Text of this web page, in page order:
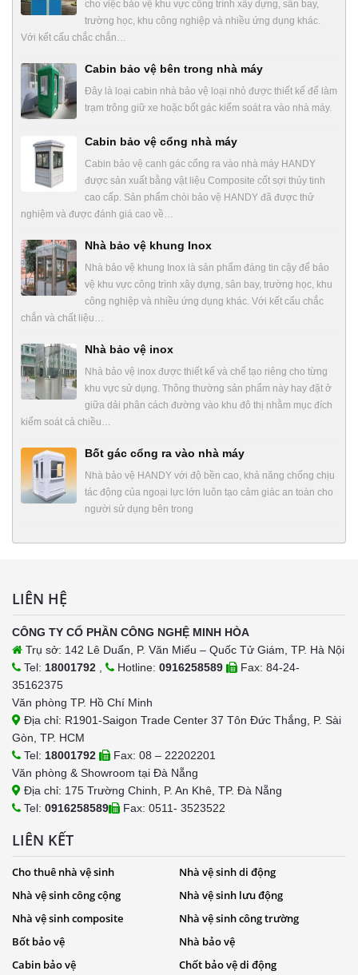
cho việc bảo vệ khu vực công trình xây dựng, sân bay,
trường học, khu công nghiệp và nhiều ứng dụng khác.
Với kết cấu chắc chắn…
Cabin bảo vệ bên trong nhà máy
Đây là loại cabin nhà bảo vệ loại nhỏ được thiết kế để làm
trạm trông giữ xe hoặc bốt gác kiểm soát ra vào nhà máy.
Cabin bảo vệ cổng nhà máy
Cabin bảo vệ canh gác cổng ra vào nhà máy HANDY
được sản xuất bằng vật liệu Composite cốt sợi thủy tinh
cao cấp. Sản phẩm chòi bảo vệ HANDY đã được thử
nghiệm và được đánh giá cao về…
Nhà bảo vệ khung Inox
Nhà bảo vệ khung Inox là sản phẩm đáng tin cậy để bảo
vệ khu vực công trình xây dựng, sân bay, trường học, khu
công nghiệp và nhiều ứng dụng khác. Với kết cấu chắc
chắn và chất liệu…
Nhà bảo vệ inox
Nhà bảo vệ inox được thiết kế và chế tạo riêng cho từng
khu vực sử dụng. Thông thường sản phẩm này hay đặt ở
giữa dải phân cách đường vào khu đô thị nhằm mục đích
kiểm soát cả chiều…
Bốt gác cổng ra vào nhà máy
Nhà bảo vệ HANDY với độ bền cao, khả năng chống chịu
tác động của ngoại lực lớn luôn tạo cảm giác an toàn cho
người sử dụng bên trong
LIÊN HỆ
CÔNG TY CỔ PHẦN CÔNG NGHỆ MINH HÒA
Trụ sở: 142 Lê Duẩn, P. Văn Miếu – Quốc Tử Giám, TP. Hà Nội
Tel: 18001792 Hotline: 0916258589
Fax: 84-24-
35162375
Văn phòng TP. Hồ Chí Minh
Địa chỉ: R1901-Saigon Trade Center 37 Tôn Đức Thắng, P. Sài
Gòn, TP. HCM
Tel: 18001792
Fax: 08 – 22202201
Văn phòng & Showroom tại Đà Nẵng
Địa chỉ: 175 Trường Chinh, P. An Khê, TP. Đà Nẵng
Tel: 0916258589 Fax: 0511- 3523522
LIÊN KẾT
Cho thuê nhà vệ sinh
Nhà vệ sinh di động
Nhà vệ sinh công cộng
Nhà vệ sinh lưu động
Nhà vệ sinh composite
Nhà vệ sinh công trường
Bốt bảo vệ
Nhà bảo vệ
Cabin bảo vệ
Chốt bảo vệ di động